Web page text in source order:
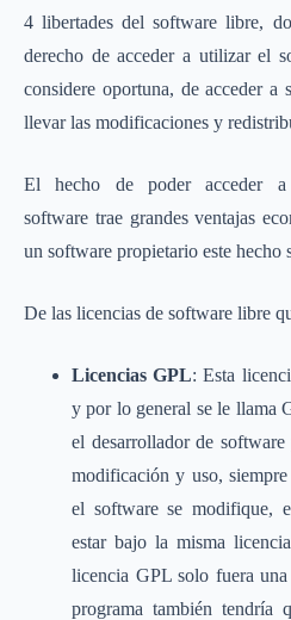
4 libertades del software libre,
derecho de acceder a utilizar el
considere oportuna, de acceder
llevar las modificaciones y
El hecho de poder acceder
software trae grandes ventajas
un software propietario este hecho
De las licencias de software libre
Licencias GPL: Esta
y por lo general se le llama
el desarrollador de
modificación y uso,
el software se modifique,
estar bajo la misma
licencia GPL solo fuera
programa también tendría